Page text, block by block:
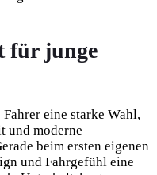
für junge
eine starke Wahl,
und moderne
beim ersten eigenen
und Fahrgefühl eine